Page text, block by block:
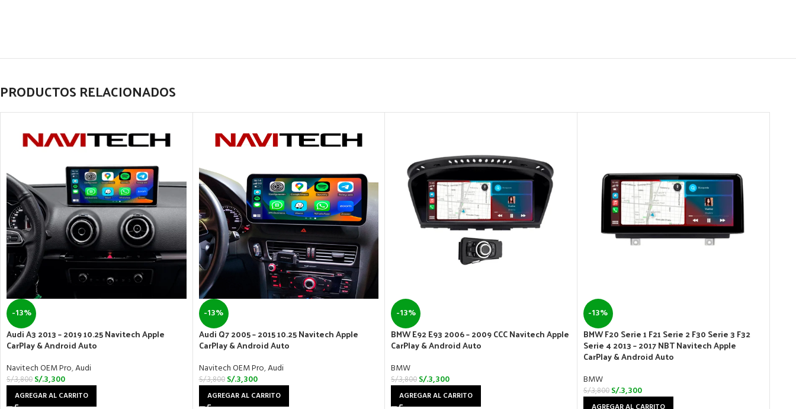
PRODUCTOS RELACIONADOS
-13%
Audi A3 2013 – 2019 10.25 Navitech Apple
CarPlay & Android Auto
Navitech OEM Pro,Audi
S/.3,800 S/.3,300
AGREGAR AL CARRITO
-13%
Audi Q7 2005 – 2015 10.25 Navitech Apple
CarPlay & Android Auto
Navitech OEM Pro,Audi
S/.3,800 S/.3,300
AGREGAR AL CARRITO
-13%
BMW E92 E93 2006 – 2009 CCC Navitech Apple
CarPlay & Android Auto
BMW
S/.3,800 S/.3,300
AGREGAR AL CARRITO
-13%
BMW F20 Serie 1 F21 Serie 2 F30 Serie 3 F32
Serie 4 2013 – 2017 NBT Navitech Apple
CarPlay & Android Auto
BMW
S/.3,800 S/.3,300